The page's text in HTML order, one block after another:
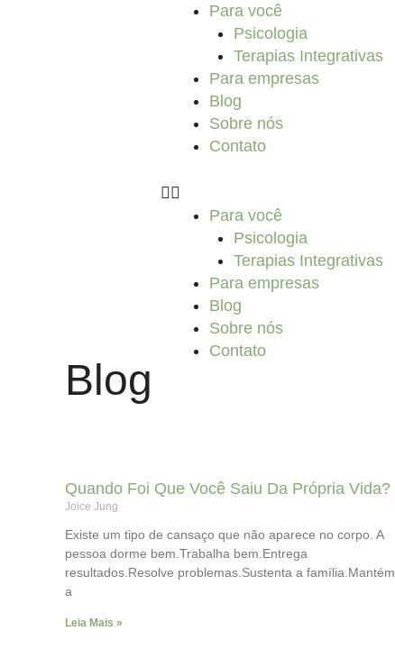
Para você
Psicologia
Terapias Integrativas
Para empresas
Blog
Sobre nós
Contato
Para você
Psicologia
Terapias Integrativas
Para empresas
Blog
Sobre nós
Contato
Blog
Quando Foi Que Você Saiu Da Própria Vida?
Joice Jung
Existe um tipo de cansaço que não aparece no corpo. A
pessoa dorme bem.Trabalha bem.Entrega
resultados.Resolve problemas.Sustenta a família.Mantém
a
Leia Mais »